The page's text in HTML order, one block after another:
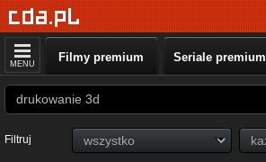
MENU Filmy premium Seriale premium
Filtruj